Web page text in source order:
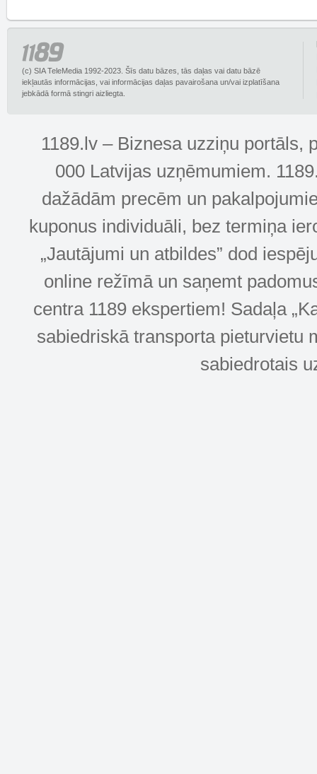
(c) SIA TeleMedia 1992-2023. Šīs datu bāzes, tās daļas vai datu bāzē
iekļautās informācijas, vai informācijas daļas pavairošana un/vai izplatīšana
jebkādā formā stingri aizliegta.
1189.lv – Biznesa uzziņu portāls,
000 Latvijas uzņēmumiem.
dažādām precēm un
kuponus individuāli, bez termiņa
„Jautājumi un atbildes” dod
online režīmā un saņemt
centra 1189 ekspertiem! Sadaļa
sabiedriskā transporta pieturvietu
sabiedrotais